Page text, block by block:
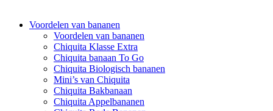
Voordelen van bananen
Voordelen van bananen
Chiquita Klasse Extra
Chiquita banaan To Go
Chiquita Biologisch bananen
Mini’s van Chiquita
Chiquita Bakbanaan
Chiquita Appelbananen